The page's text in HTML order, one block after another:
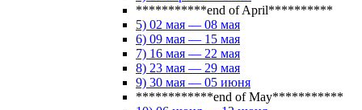
***********end of April**********
5) 02 мая — 08 мая
6) 09 мая — 15 мая
7) 16 мая — 22 мая
8) 23 мая — 29 мая
9) 30 мая — 05 июня
************end of May***********